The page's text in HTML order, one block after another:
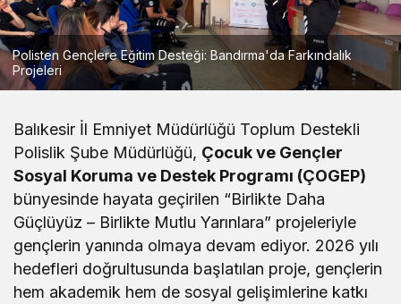
Polisten Gençlere Eğitim Desteği: Bandırma'da Farkındalık
Projeleri
Balıkesir İl Emniyet Müdürlüğü Toplum Destekli
Polislik Şube Müdürlüğü, Çocuk ve Gençler
Sosyal Koruma ve Destek Programı (ÇOGEP)
bünyesinde hayata geçirilen “Birlikte Daha
Güçlüyüz – Birlikte Mutlu Yarınlara” projeleriyle
gençlerin yanında olmaya devam ediyor. 2026 yılı
hedefleri doğrultusunda başlatılan proje, gençlerin
hem akademik hem de sosyal gelişimlerine katkı